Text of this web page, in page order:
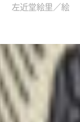
VS暴走モブ
営委員会／協力
左近堂絵里／絵